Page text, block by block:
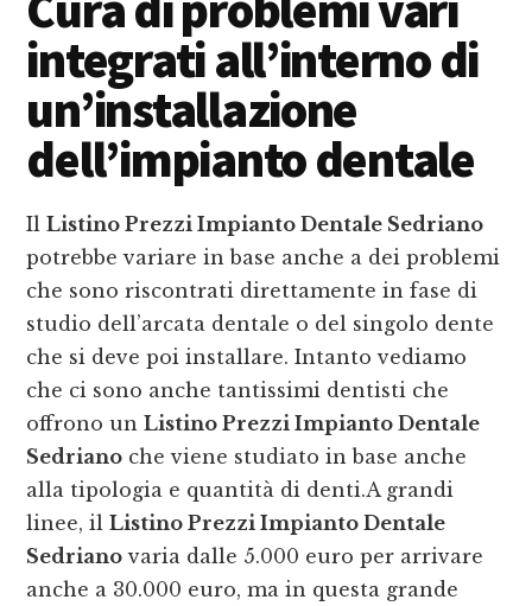
integrati all’interno di
un’installazione
dell’impianto dentale
IlListino Prezzi Impianto Dentale Sedriano
potrebbe variare in base anche a dei problemi
che sono riscontrati direttamente in fase di
studio dell’arcata dentale o del singolo dente
che si deve poi installare. Intanto vediamo
che ci sono anche tantissimi dentisti che
offrono unListino Prezzi Impianto Dentale
Sedriano che viene studiato in base anche
alla tipologia e quantità di denti.A grandi
linee, ilListino Prezzi Impianto Dentale
Sedriano varia dalle 5.000 euro per arrivare
anche a 30.000 euro, ma in questa grande